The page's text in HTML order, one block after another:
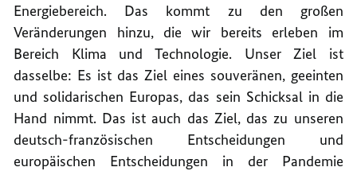
Energiebereich. Das kommt zu den großen
Veränderungen hinzu, die wir bereits erleben im
Bereich Klima und Technologie. Unser Ziel ist
dasselbe: Es ist das Ziel eines souveränen, geeinten
und solidarischen Europas, das sein Schicksal in die
Hand nimmt. Das ist auch das Ziel, das zu unseren
deutsch-französischen Entscheidungen und
europäischen Entscheidungen in der Pandemie